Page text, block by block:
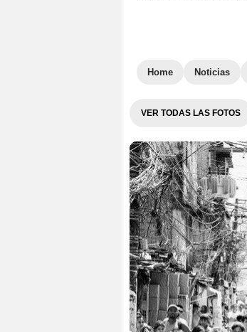
Home Noticias
VER TODAS LAS FOTOS